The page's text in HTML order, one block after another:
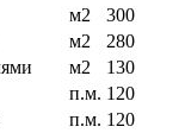
м2
300
м2
280
м2
130
п.м. 120
п.м. 120